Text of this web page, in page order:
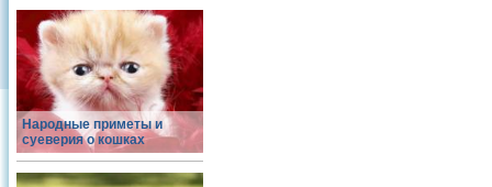
Народные приметы и
суеверия о кошках